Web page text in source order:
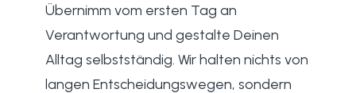
Übernimm vom ersten Tag an
Verantwortung und gestalte Deinen
Alltag selbstständig. Wir halten nichts von
langen Entscheidungswegen, sondern